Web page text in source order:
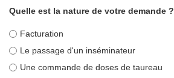
Quelle est la nature de votre demande ?
Facturation
Le passage d'un inséminateur
Une commande de doses de taureau